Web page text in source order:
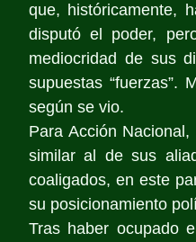
que, históricamente,
disputó el poder,
mediocridad de sus
supuestas “fuerzas”.
según se vio.
Para Acción
similar al de sus
coaligados, en este
su posicionamiento
Tras haber ocupado